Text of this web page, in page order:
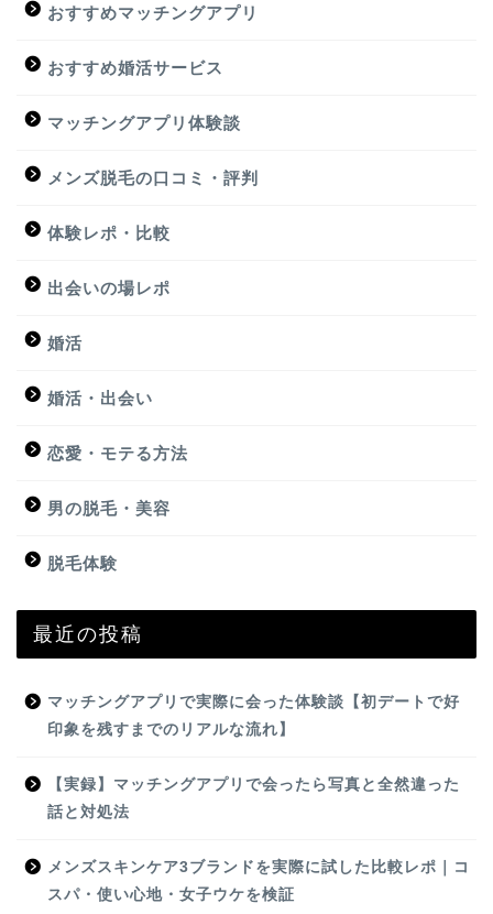
おすすめマッチングアプリ
おすすめ婚活サービス
マッチングアプリ体験談
メンズ脱毛の口コミ・評判
体験レポ・比較
出会いの場レポ
婚活
婚活・出会い
恋愛・モテる方法
男の脱毛・美容
脱毛体験
最近の投稿
マッチングアプリで実際に会った体験談【初デートで好
印象を残すまでのリアルな流れ】
【実録】マッチングアプリで会ったら写真と全然違った
話と対処法
メンズスキンケア3ブランドを実際に試した比較レポ｜コ
スパ・使い心地・女子ウケを検証